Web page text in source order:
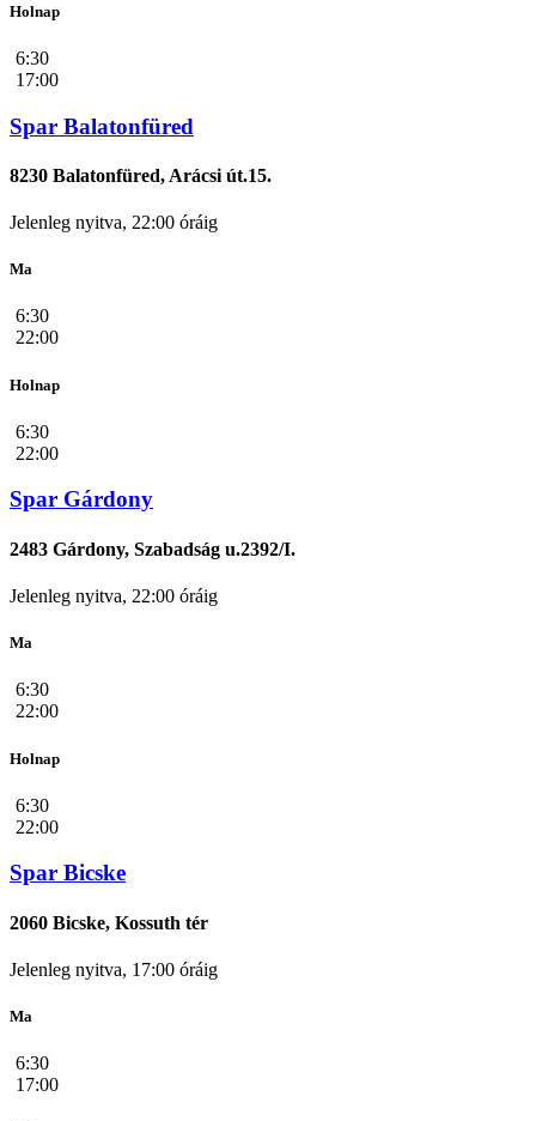
Holnap
6:30
17:00
Spar Balatonfüred
8230 Balatonfüred, Arácsi út.15.
Jelenleg nyitva, 22:00 óráig
Ma
6:30
22:00
Holnap
6:30
22:00
Spar Gárdony
2483 Gárdony, Szabadság u.2392/I.
Jelenleg nyitva, 22:00 óráig
Ma
6:30
22:00
Holnap
6:30
22:00
Spar Bicske
2060 Bicske, Kossuth tér
Jelenleg nyitva, 17:00 óráig
Ma
6:30
17:00